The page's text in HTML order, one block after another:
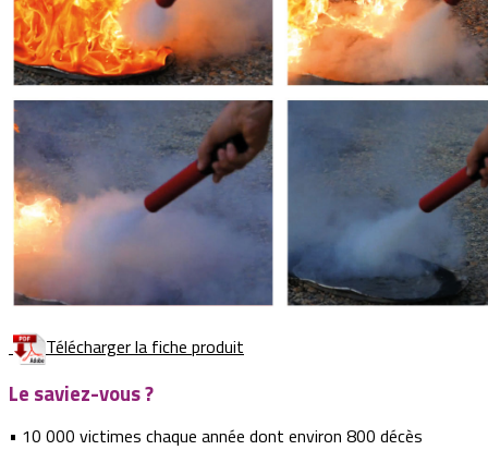
Télécharger la fiche produit
Le saviez-vous ?
• 10 000 victimes chaque année dont environ 800 décès